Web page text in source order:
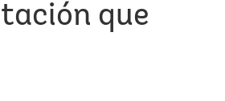
que